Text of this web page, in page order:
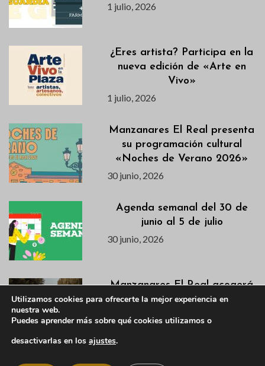
1 julio, 2026
¿Eres artista? Participa en la
nueva edición de «Arte en
Vivo»
1 julio, 2026
Manzanares El Real presenta
su programación cultural
«Noches de Verano 2026»
30 junio, 2026
Agenda semanal del 30 de
junio al 5 de julio
30 junio, 2026
Manzanares El Real acogerá
un torneo de natación el
Anuncio de la convocatoria de
Utilizamos cookies para ofrecerte la mejor experiencia en
nuestra web.
Puedes aprender más sobre qué cookies utilizamos o
desactivarlas en los ajustes.